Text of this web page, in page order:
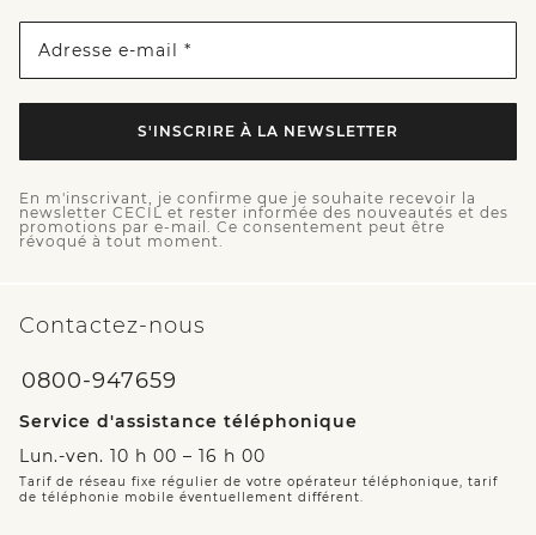
Adresse e-mail *
S'INSCRIRE À LA NEWSLETTER
En m'inscrivant, je confirme que je souhaite recevoir la
newsletter CECIL et rester informée des nouveautés et des
promotions par e-mail. Ce consentement peut être
révoqué à tout moment.
Contactez-nous
0800-947659
Service d'assistance téléphonique
Lun.-ven. 10 h 00 – 16 h 00
Tarif de réseau fixe régulier de votre opérateur téléphonique, tarif
de téléphonie mobile éventuellement différent.